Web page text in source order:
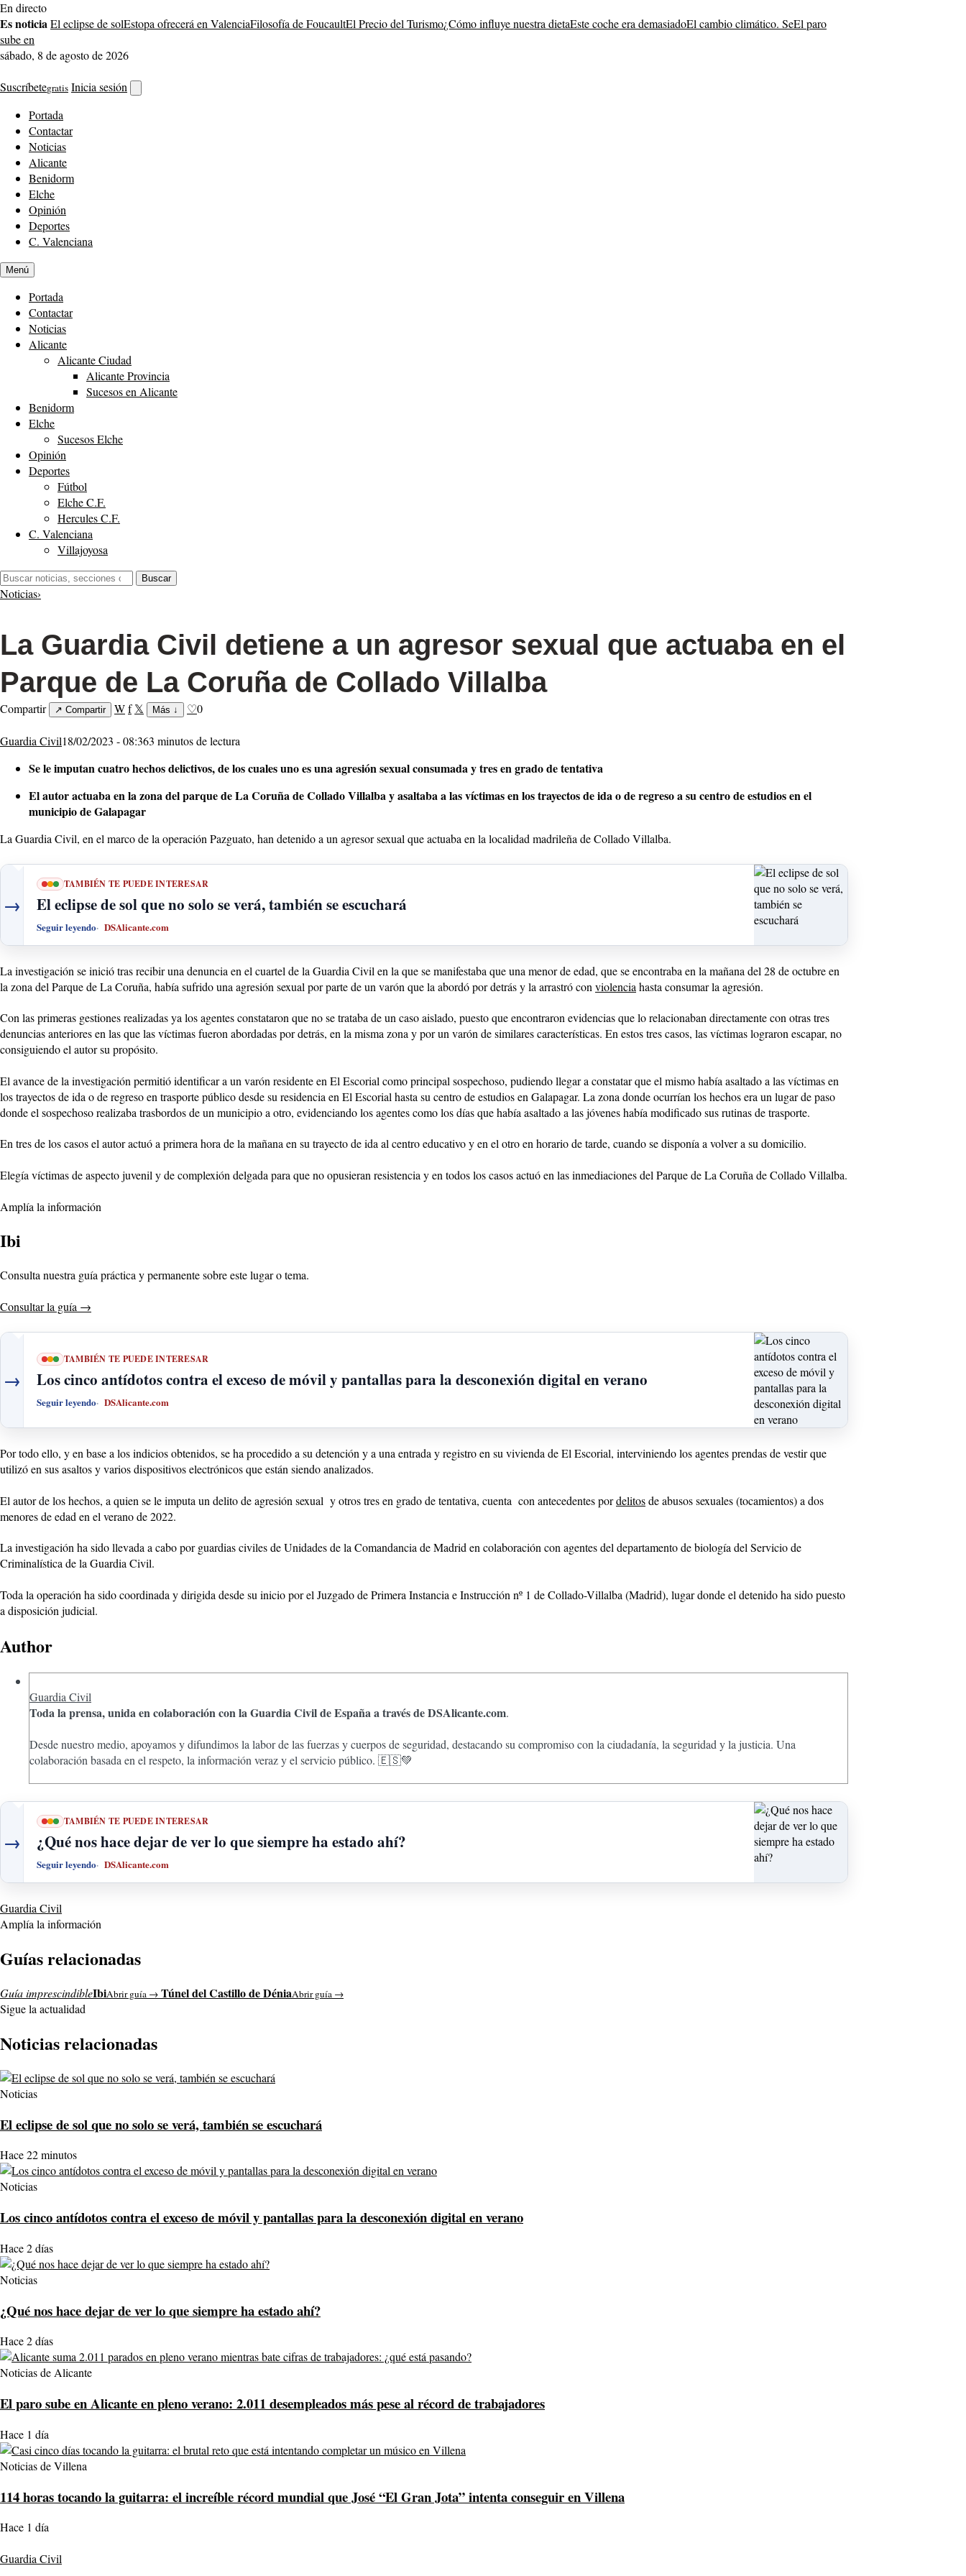
Saltar
al
contenido
En directo
Es noticiaEl eclipse de solEstopa ofrecerá en ValenciaFilosofía de FoucaultEl Precio del Turismo¿Cómo influye nuestra dietaEste coche era demasiadoEl cambio climático. SeEl paro
sube en
sábado, 8 de agosto de 2026
Suscríbetegratis Inicia sesión
buscador
Portada
Contactar
Noticias
Alicante
Benidorm
Elche
Opinión
Deportes
C. Valenciana
Menú
Portada
Contactar
Noticias
Alicante
Alicante Ciudad
Alicante Provincia
Sucesos en Alicante
Benidorm
Elche
Sucesos Elche
Opinión
Deportes
Fútbol
Elche C.F.
Hercules C.F.
C. Valenciana
Villajoyosa
Buscar:
Buscar
Noticias›
La Guardia Civil detiene a un agresor sexual que actuaba en el
Parque de La Coruña de Collado Villalba
Compartir ↗ Compartir Wf 𝕏 Más ↓ ♡0
Guardia Civil18/02/2023 - 08:363 minutos de lectura
Se le imputan cuatro hechos delictivos, de los cuales uno es una agresión sexual consumada y tres en grado de tentativa
El autor actuaba en la zona del parque de La Coruña de Collado Villalba y asaltaba a las víctimas en los trayectos de ida o de regreso a su centro de estudios en el
municipio de Galapagar
La Guardia Civil, en el marco de la operación Pazguato, han detenido a un agresor sexual que actuaba en la localidad madrileña de Collado Villalba.
→
TAMBIÉN TE PUEDE INTERESAR
El eclipse de sol que no solo se verá, también se escuchará
Seguir leyendo DSAlicante.com
La investigación se inició tras recibir una denuncia en el cuartel de la Guardia Civil en la que se manifestaba que una menor de edad, que se encontraba en la mañana del 28 de octubre en
la zona del Parque de La Coruña, había sufrido una agresión sexual por parte de un varón que la abordó por detrás y la arrastró con violencia hasta consumar la agresión.
Con las primeras gestiones realizadas ya los agentes constataron que no se trataba de un caso aislado, puesto que encontraron evidencias que lo relacionaban directamente con otras tres
denuncias anteriores en las que las víctimas fueron abordadas por detrás, en la misma zona y por un varón de similares características. En estos tres casos, las víctimas lograron escapar, no
consiguiendo el autor su propósito.
El avance de la investigación permitió identificar a un varón residente en El Escorial como principal sospechoso, pudiendo llegar a constatar que el mismo había asaltado a las víctimas en
los trayectos de ida o de regreso en trasporte público desde su residencia en El Escorial hasta su centro de estudios en Galapagar. La zona donde ocurrían los hechos era un lugar de paso
donde el sospechoso realizaba trasbordos de un municipio a otro, evidenciando los agentes como los días que había asaltado a las jóvenes había modificado sus rutinas de trasporte.
En tres de los casos el autor actuó a primera hora de la mañana en su trayecto de ida al centro educativo y en el otro en horario de tarde, cuando se disponía a volver a su domicilio.
Elegía víctimas de aspecto juvenil y de complexión delgada para que no opusieran resistencia y en todos los casos actuó en las inmediaciones del Parque de La Coruña de Collado Villalba.
Amplía la información
Ibi
Consulta nuestra guía práctica y permanente sobre este lugar o tema.
Consultar la guía →
→
TAMBIÉN TE PUEDE INTERESAR
Los cinco antídotos contra el exceso de móvil y pantallas para la desconexión digital en verano
Seguir leyendo DSAlicante.com
Por todo ello, y en base a los indicios obtenidos, se ha procedido a su detención y a una entrada y registro en su vivienda de El Escorial, interviniendo los agentes prendas de vestir que
utilizó en sus asaltos y varios dispositivos electrónicos que están siendo analizados.
El autor de los hechos, a quien se le imputa un delito de agresión sexual y otros tres en grado de tentativa, cuenta con antecedentes pordelitosde abusos sexuales (tocamientos) a dos
menores de edad en el verano de 2022.
La investigación ha sido llevada a cabo por guardias civiles de Unidades de la Comandancia de Madrid en colaboración con agentes del departamento de biología del Servicio de
Criminalística de la Guardia Civil.
Toda la operación ha sido coordinada y dirigida desde su inicio por el Juzgado de Primera Instancia e Instrucción nº 1 de Collado-Villalba (Madrid), lugar donde el detenido ha sido puesto
a disposición judicial.
Author
Guardia Civil
Toda la prensa, unida en colaboración con la Guardia Civil de España a través de DSAlicante.com.
Desde nuestro medio, apoyamos y difundimos la labor de las fuerzas y cuerpos de seguridad, destacando su compromiso con la ciudadanía, la seguridad y la justicia. Una
colaboración basada en el respeto, la información veraz y el servicio público. 🇪🇸💚
→
TAMBIÉN TE PUEDE INTERESAR
¿Qué nos hace dejar de ver lo que siempre ha estado ahí?
Seguir leyendo DSAlicante.com
Guardia Civil
Amplía la información
Guías relacionadas
Guía imprescindibleIbiAbrir guía → Túnel del Castillo de DéniaAbrir guía →
Sigue la actualidad
Noticias relacionadas
Noticias
El eclipse de sol que no solo se verá, también se escuchará
Hace 22 minutos
Noticias
Los cinco antídotos contra el exceso de móvil y pantallas para la desconexión digital en verano
Hace 2 días
Noticias
¿Qué nos hace dejar de ver lo que siempre ha estado ahí?
Hace 2 días
Noticias de Alicante
El paro sube en Alicante en pleno verano: 2.011 desempleados más pese al récord de trabajadores
Hace 1 día
Noticias de Villena
114 horas tocando la guitarra: el increíble récord mundial que José “El Gran Jota” intenta conseguir en Villena
Hace 1 día
Guardia Civil